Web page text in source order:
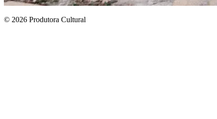
© 2026 Produtora Cultural